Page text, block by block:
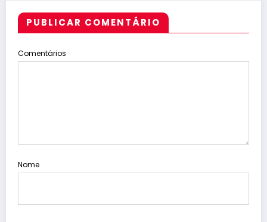
PUBLICAR COMENTÁRIO
Comentários
Nome